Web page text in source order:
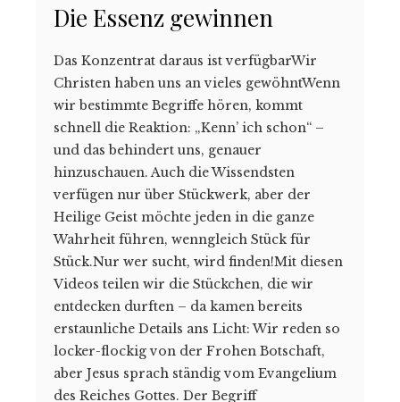
Die Essenz gewinnen
Das Konzentrat daraus ist verfügbarWir
Christen haben uns an vieles gewöhntWenn
wir bestimmte Begriffe hören, kommt
schnell die Reaktion: „Kenn’ ich schon“ –
und das behindert uns, genauer
hinzuschauen. Auch die Wissend­sten
verfügen nur über Stückwerk, aber der
Heilige Geist möchte jeden in die ganze
Wahrheit führen, wenngleich Stück für
Stück.Nur wer sucht, wird finden!Mit diesen
Videos teilen wir die Stückchen, die wir
entdecken durften – da kamen bereits
erstaunliche Details ans Licht: Wir reden so
locker-flockig von der Frohen Botschaft,
aber Jesus sprach ständig vom Evangelium
des Reiches Gottes. Der Begriff